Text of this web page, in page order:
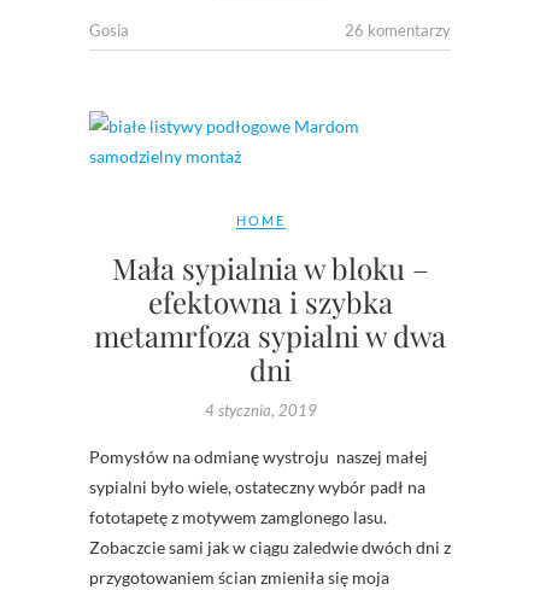
Gosia 26 komentarzy
HOME
Mała sypialnia w bloku –
efektowna i szybka
metamrfoza sypialni w dwa
dni
4 stycznia, 2019
Pomysłów na odmianę wystroju naszej małej
sypialni było wiele, ostateczny wybór padł na
fototapetę z motywem zamglonego lasu.
Zobaczcie sami jak w ciągu zaledwie dwóch dni z
przygotowaniem ścian zmieniła się moja